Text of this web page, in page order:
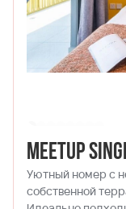
MeetUp
Уютный номер с
собственной